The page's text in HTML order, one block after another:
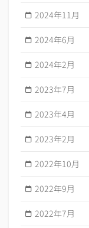
2024年11月
2024年6月
2024年2月
2023年7月
2023年4月
2023年2月
2022年10月
2022年9月
2022年7月